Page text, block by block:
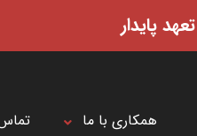
پایدار
همکاری با ما